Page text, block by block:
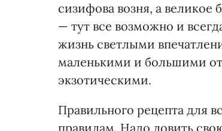
сизифова возня, а великое
— тут все возможно и
жизнь светлыми
маленькими и большими
экзотическими.
Правильного рецепта для
правилам. Надо ловить